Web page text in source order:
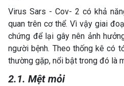
Virus Sars - Cov- 2 có khả
quan trên cơ thể. Vì vậy giai
chứng để lại gây nên ảnh
người bệnh. Theo thống kê có
thường gặp, nổi bật trong đó là
2.1. Mệt mỏi